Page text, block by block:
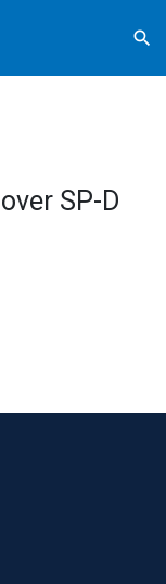
search
SP-D